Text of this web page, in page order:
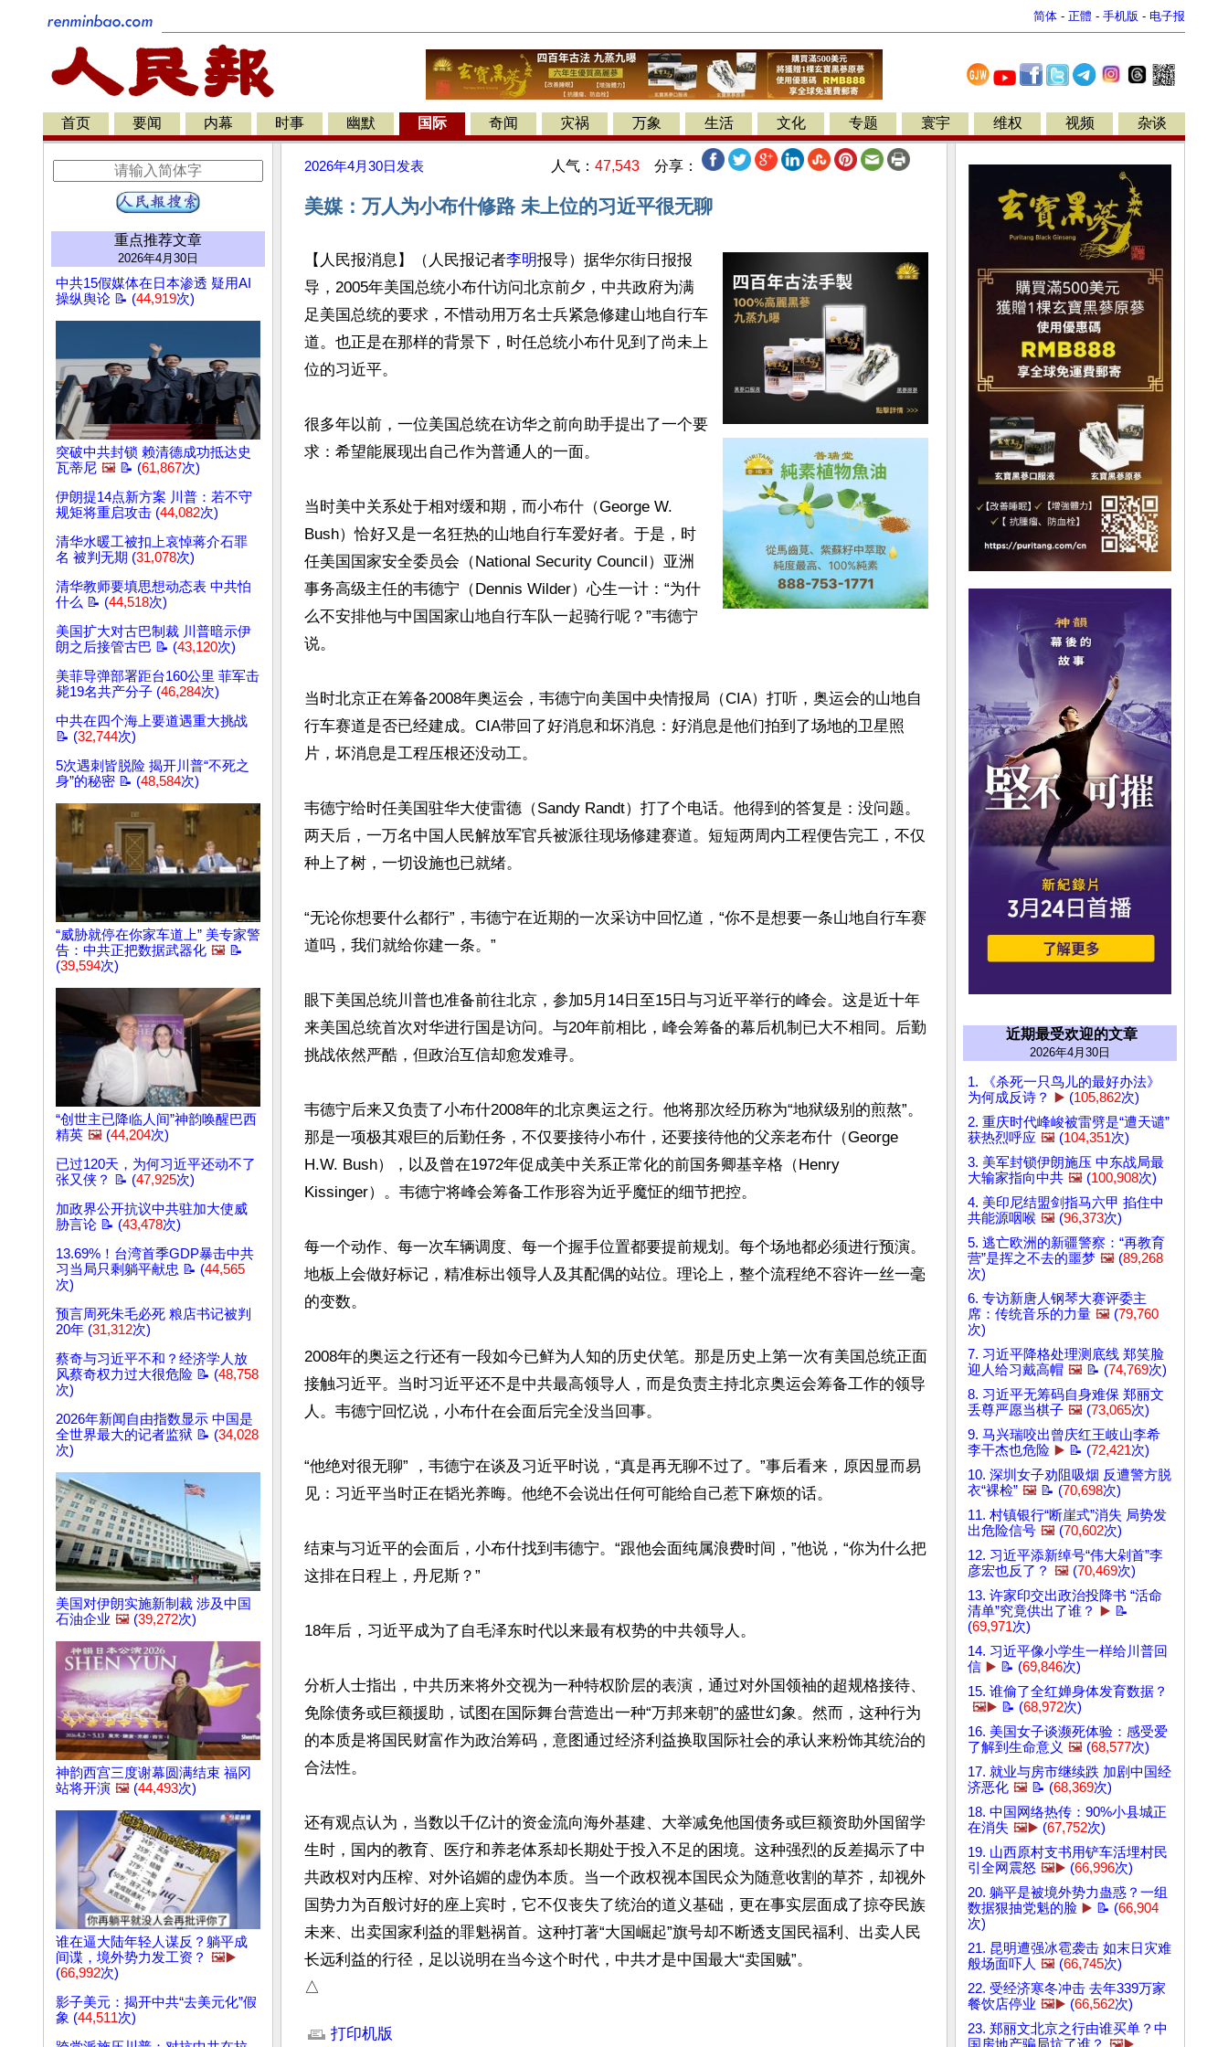
简体 - 正體 - 手机版 - 电子报
首页 要闻 内幕 时事 幽默 国际 奇闻 灾祸 万象 生活 文化 专题 寰宇 维权 视频 杂谈
重点推荐文章
2026年4月30日
中共15假媒体在日本渗透 疑用AI
操纵舆论 📝 (44,919次)
突破中共封锁 赖清德成功抵达史
瓦蒂尼 🖼️ 📝 (61,867次)
伊朗提14点新方案 川普：若不守
规矩将重启攻击 (44,082次)
清华水暖工被扣上哀悼蒋介石罪
名 被判无期 (31,078次)
清华教师要填思想动态表 中共怕
什么 📝 (44,518次)
美国扩大对古巴制裁 川普暗示伊
朗之后接管古巴 📝 (43,120次)
美菲导弹部署距台160公里 菲军击
毙19名共产分子 (46,284次)
中共在四个海上要道遇重大挑战
📝 (32,744次)
5次遇刺皆脱险 揭开川普“不死之
身”的秘密 📝 (48,584次)
“威胁就停在你家车道上” 美专家警
告：中共正把数据武器化 🖼️ 📝
(39,594次)
“创世主已降临人间”神韵唤醒巴西
精英 🖼️ (44,204次)
已过120天，为何习近平还动不了
张又侠？ 📝 (47,925次)
加政界公开抗议中共驻加大使威
胁言论 📝 (43,478次)
13.69%！台湾首季GDP暴击中共
习当局只剩躺平献忠 📝 (44,565
次)
预言周死朱毛必死 粮店书记被判
20年 (31,312次)
蔡奇与习近平不和？经济学人放
风蔡奇权力过大很危险 📝 (48,758
次)
2026年新闻自由指数显示 中国是
全世界最大的记者监狱 📝 (34,028
次)
美国对伊朗实施新制裁 涉及中国
石油企业 🖼️ (39,272次)
神韵西宫三度谢幕圆满结束 福冈
站将开演 🖼️ (44,493次)
谁在逼大陆年轻人谋反？躺平成
间谍，境外势力发工资？ 🖼️▶️
(66,992次)
影子美元：揭开中共“去美元化”假
象 (44,511次)
2026年4月30日 发表 人气： 47,543 分享：
美媒：万人为小布什修路 未上位的习近平很无聊
【人民报消息】（人民报记者李明报导）据华尔街日报报
导，2005年美国总统小布什访问北京前夕，中共政府为满
足美国总统的要求，不惜动用万名士兵紧急修建山地自行车
道。也正是在那样的背景下，时任总统小布什见到了尚未上
位的习近平。
很多年以前，一位美国总统在访华之前向助手提出了一个要
求：希望能展现出自己作为普通人的一面。
当时美中关系处于相对缓和期，而小布什（George W.
Bush）恰好又是一名狂热的山地自行车爱好者。于是，时
任美国国家安全委员会（National Security Council）亚洲
事务高级主任的韦德宁（Dennis Wilder）心生一计：“为什
么不安排他与中国国家山地自行车队一起骑行呢？”韦德宁
说。
当时北京正在筹备2008年奥运会，韦德宁向美国中央情报局（CIA）打听，奥运会的山地自
行车赛道是否已经建成。CIA带回了好消息和坏消息：好消息是他们拍到了场地的卫星照
片，坏消息是工程压根还没动工。
韦德宁给时任美国驻华大使雷德（Sandy Randt）打了个电话。他得到的答复是：没问题。
两天后，一万名中国人民解放军官兵被派往现场修建赛道。短短两周内工程便告完工，不仅
种上了树，一切设施也已就绪。
“无论你想要什么都行”，韦德宁在近期的一次采访中回忆道，“你不是想要一条山地自行车赛
道吗，我们就给你建一条。”
眼下美国总统川普也准备前往北京，参加5月14日至15日与习近平举行的峰会。这是近十年
来美国总统首次对华进行国是访问。与20年前相比，峰会筹备的幕后机制已大不相同。后勤
挑战依然严酷，但政治互信却愈发难寻。
韦德宁后来又负责了小布什2008年的北京奥运之行。他将那次经历称为“地狱级别的煎熬”。
那是一项极其艰巨的后勤任务，不仅要接待小布什，还要接待他的父亲老布什（George
H.W. Bush），以及曾在1972年促成美中关系正常化的前国务卿基辛格（Henry
Kissinger）。韦德宁将峰会筹备工作形容为近乎魔怔的细节把控。
每一个动作、每一次车辆调度、每一个握手位置都要提前规划。每个场地都必须进行预演。
地板上会做好标记，精准标出领导人及其配偶的站位。理论上，整个流程绝不容许一丝一毫
的变数。
2008年的奥运之行还有一段如今已鲜为人知的历史伏笔。那是历史上第一次有美国总统正面
接触习近平。当时习近平还不是中共最高领导人，而是负责主持北京奥运会筹备工作的领导
人。韦德宁回忆说，小布什在会面后完全没当回事。
“他绝对很无聊” ，韦德宁在谈及习近平时说，“真是再无聊不过了。”事后看来，原因显而易
见：习近平当时正在韬光养晦。他绝不会说出任何可能给自己惹下麻烦的话。
结束与习近平的会面后，小布什找到韦德宁。“跟他会面纯属浪费时间，”他说，“你为什么把
这排在日程上，丹尼斯？”
18年后，习近平成为了自毛泽东时代以来最有权势的中共领导人。
分析人士指出，中共历来将外交视为一种特权阶层的表演，通过对外国领袖的超规格接待、
免除债务或巨额援助，试图在国际舞台营造出一种“万邦来朝”的盛世幻象。然而，这种行为
的本质是将国民财富作为政治筹码，意图通过经济利益换取国际社会的承认来粉饰其统治的
合法性。
还有观点认为，当数以千亿计的资金流向海外基建、大举减免他国债务或巨额资助外国留学
生时，国内的教育、医疗和养老体系却长期处于投入不足的困境。这种强烈的反差揭示了中
共政权对内压榨、对外谄媚的虚伪本质。当一个政权视本国民众为随意收割的草芥，却视外
国势力为百般讨好的座上宾时，它不仅丧失了统治的道义基础，更在事实层面成了掠夺民族
未来、出卖国家利益的罪魁祸首。这种打著“大国崛起”旗号却不断透支国民福利、出卖人民
长远利益的行径，足以说明在当今这个时代，中共才是中国最大“卖国贼”。
△
打印机版
近期最受欢迎的文章
2026年4月30日
1. 《杀死一只鸟儿的最好办法》
为何成反诗？
▶️ (105,862次)
2. 重庆时代峰峻被雷劈是“遭天谴”
获热烈呼应 🖼️ (104,351次)
3. 美军封锁伊朗施压 中东战局最
大输家指向中共 🖼️ (100,908次)
4. 美印尼结盟剑指马六甲 掐住中
共能源咽喉 🖼️ (96,373次)
5. 逃亡欧洲的新疆警察：“再教育
营”是挥之不去的噩梦 🖼️ (89,268
次)
6. 专访新唐人钢琴大赛评委主
席：传统音乐的力量 🖼️ (79,760
次)
7. 习近平降格处理测底线 郑笑脸
迎人给习戴高帽 🖼️ 📝 (74,769次)
8. 习近平无筹码自身难保 郑丽文
丢尊严愿当棋子 🖼️ (73,065次)
9. 马兴瑞咬出曾庆红王岐山李希
李干杰也危险 ▶️ 📝 (72,421次)
10. 深圳女子劝阻吸烟 反遭警方脱
衣“裸检” 🖼️ 📝 (70,698次)
11. 村镇银行“断崖式”消失 局势发
出危险信号 🖼️ (70,602次)
12. 习近平添新绰号“伟大剁首”李
彦宏也反了？ 🖼️ (70,469次)
13. 许家印交出政治投降书 “活命
清单”究竟供出了谁？
▶️ 📝
(69,971次)
14. 习近平像小学生一样给川普回
信 ▶️ 📝 (69,846次)
15. 谁偷了全红婵身体发育数据？
🖼️▶️ 📝 (68,972次)
16. 美国女子谈濒死体验：感受爱
了解到生命意义 🖼️ (68,577次)
17. 就业与房市继续跌 加剧中国经
济恶化 🖼️ 📝 (68,369次)
18. 中国网络热传：90%小县城正
在消失 🖼️▶️ (67,752次)
19. 山西原村支书用铲车活埋村民
引全网震怒 🖼️▶️ (66,996次)
20. 躺平是被境外势力蛊惑？一组
数据狠抽党魁的脸 ▶️ 📝 (66,904
次)
21. 昆明遭强冰雹袭击 如末日灾难
般场面吓人 🖼️ (66,745次)
22. 受经济寒冬冲击 去年339万家
餐饮店停业 🖼️▶️ (66,562次)
23. 郑丽文北京之行由谁买单？中